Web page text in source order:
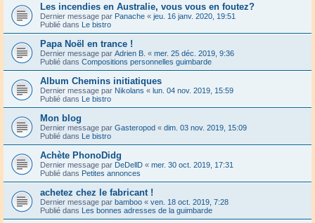
Les incendies en Australie, vous vous en foutez?
Dernier message par Panache « jeu. 16 janv. 2020, 19:51
Publié dans Le bistro
Papa Noël en trance !
Dernier message par Adrien B. « mer. 25 déc. 2019, 9:36
Publié dans Compositions personnelles guimbarde
Album Chemins initiatiques
Dernier message par Nikolans « lun. 04 nov. 2019, 15:59
Publié dans Le bistro
Mon blog
Dernier message par Gasteropod « dim. 03 nov. 2019, 15:09
Publié dans Le bistro
Achète PhonoDidg
Dernier message par DeDellD « mer. 30 oct. 2019, 17:31
Publié dans Petites annonces
achetez chez le fabricant !
Dernier message par bamboo « ven. 18 oct. 2019, 7:28
Publié dans Les bonnes adresses de la guimbarde